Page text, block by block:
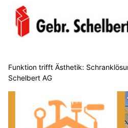
Funktion trifft Ästhetik:
Schelbert AG